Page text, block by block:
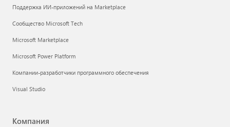
Поддержка ИИ-приложений на Marketplace
Сообщество Microsoft Tech
Microsoft Marketplace
Microsoft Power Platform
Компании-разработчики программного обеспечения
Visual Studio
Компания